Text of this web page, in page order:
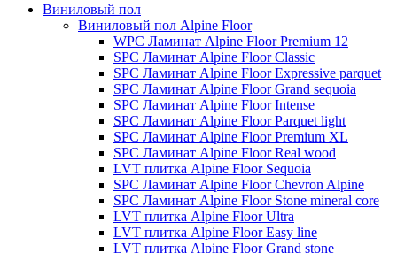
Виниловый пол
Виниловый пол Alpine Floor
WPC Ламинат Alpine Floor Premium 12
SPC Ламинат Alpine Floor Classic
SPC Ламинат Alpine Floor Expressive parquet
SPC Ламинат Alpine Floor Grand sequoia
SPC Ламинат Alpine Floor Intense
SPC Ламинат Alpine Floor Parquet light
SPC Ламинат Alpine Floor Premium XL
SPC Ламинат Alpine Floor Real wood
LVT плитка Alpine Floor Sequoia
SPC Ламинат Alpine Floor Chevron Alpine
SPC Ламинат Alpine Floor Stone mineral core
LVT плитка Alpine Floor Ultra
LVT плитка Alpine Floor Easy line
LVT плитка Alpine Floor Grand stone